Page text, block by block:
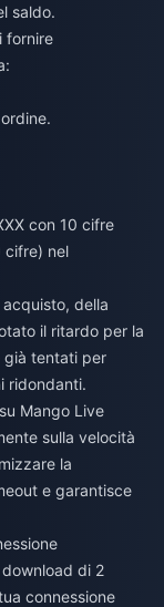
saldo.
fornire
con 10 cifre
cifre) nel
della
il ritardo per la
già tentati per
ridondanti.
Mango Live
sulla velocità
la
e garantisce
di 2
connessione